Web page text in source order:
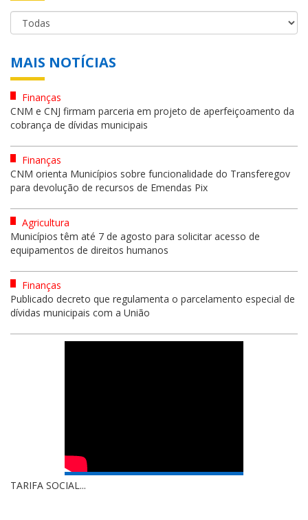
MAIS NOTÍCIAS
Finanças
CNM e CNJ firmam parceria em projeto de aperfeiçoamento da
cobrança de dívidas municipais
Finanças
CNM orienta Municípios sobre funcionalidade do Transferegov
para devolução de recursos de Emendas Pix
Agricultura
Municípios têm até 7 de agosto para solicitar acesso de
equipamentos de direitos humanos
Finanças
Publicado decreto que regulamenta o parcelamento especial de
dívidas municipais com a União
TARIFA SOCIAL...